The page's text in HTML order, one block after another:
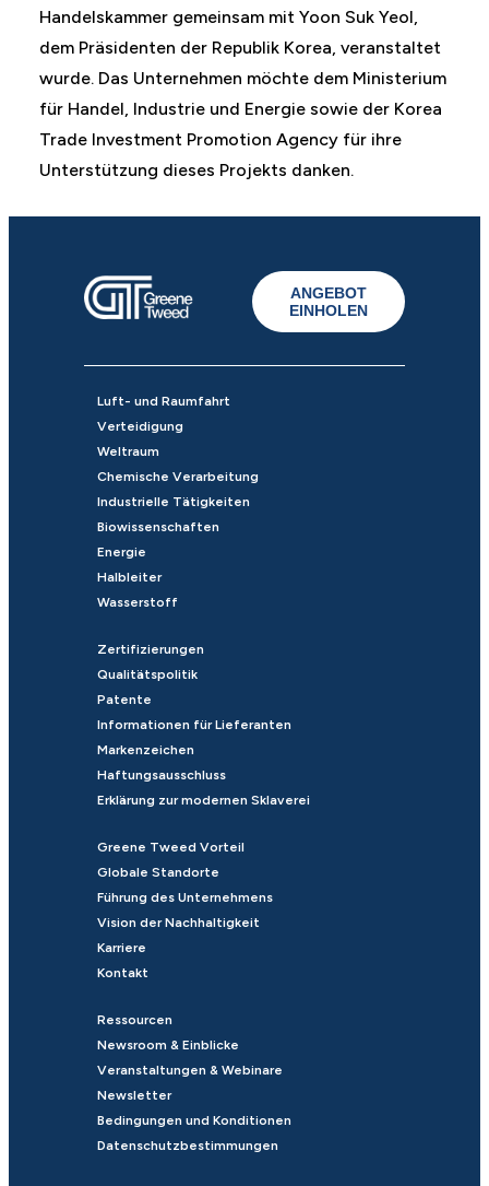
Handelskammer gemeinsam mit Yoon Suk Yeol,
dem Präsidenten der Republik Korea, veranstaltet
wurde. Das Unternehmen möchte dem Ministerium
für Handel, Industrie und Energie sowie der Korea
Trade Investment Promotion Agency für ihre
Unterstützung dieses Projekts danken.
ANGEBOT
EINHOLEN
Luft- und Raumfahrt
Verteidigung
Weltraum
Chemische Verarbeitung
Industrielle Tätigkeiten
Biowissenschaften
Energie
Halbleiter
Wasserstoff
Zertifizierungen
Qualitätspolitik
Patente
Informationen für Lieferanten
Markenzeichen
Haftungsausschluss
Erklärung zur modernen Sklaverei
Greene Tweed Vorteil
Globale Standorte
Führung des Unternehmens
Vision der Nachhaltigkeit
Karriere
Kontakt
Ressourcen
Newsroom & Einblicke
Veranstaltungen & Webinare
Newsletter
Bedingungen und Konditionen
Datenschutzbestimmungen